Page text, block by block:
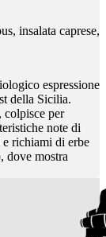
insalata caprese,
espressione
della Sicilia.
per
note di
richiami di erbe
dove mostra